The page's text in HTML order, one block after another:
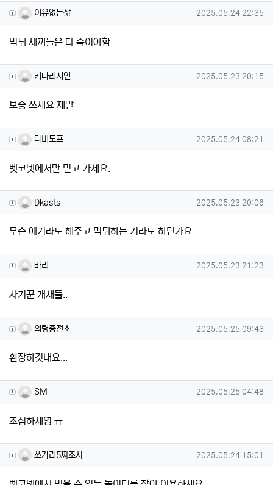
이유없는삶님의 댓글
이유없는삶 작성일
2025.05.24 22:35
먹튀 새끼들은 다 죽어야함
키다리시인님의 댓글
키다리시인 작성일
2025.05.23 20:15
보증 쓰세요 제발
다비도프님의 댓글
다비도프 작성일
2025.05.24 08:21
벳코넷에서만 믿고 가세요.
Dkasts님의 댓글
Dkasts 작성일
2025.05.23 20:06
무슨 얘기라도 해주고 먹튀하는 거라도 하던가요
바리님의 댓글
바리 작성일
2025.05.23 21:23
사기꾼 개새들..
의령충전소님의 댓글
의령충전소 작성일
2025.05.25 09:43
환장하것내요...
SM님의 댓글
SM 작성일
2025.05.25 04:48
조심하세영 ㅠ
쏘가리5짜조사님의 댓글
쏘가리5짜조사 작성일
2025.05.24 15:01